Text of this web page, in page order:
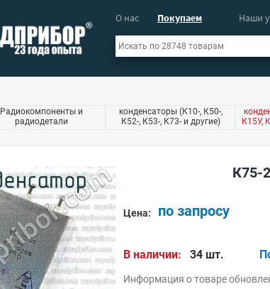
О нас Покупаем Наши
Радиокомпоненты и
радиодетали
конденсаторы (К10-, К50-,
К52-, К53-, К73- и другие)
К15У,
К75-
Цена: по запросу
В наличии: 34 шт.
Информация о товаре